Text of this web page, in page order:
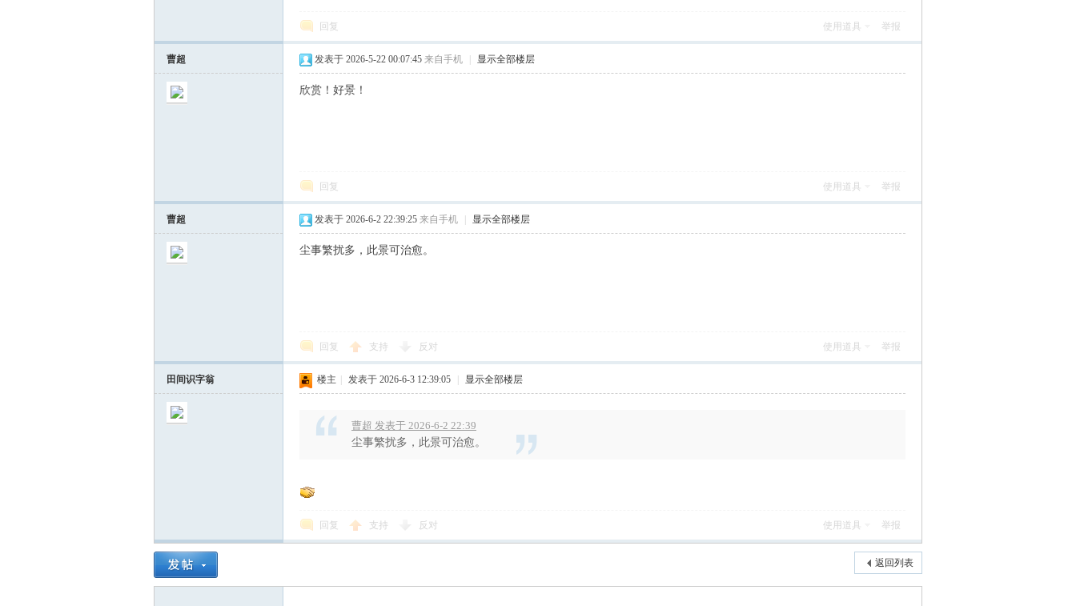
回复 使用道具 举报
曹超 发表于 2026-5-22 00:07:45 来自手机 显示全部楼层
欣赏！好景！
回复 使用道具 举报
曹超 发表于 2026-6-2 22:39:25 来自手机 显示全部楼层
尘事繁扰多，此景可治愈。
回复 支持 反对 使用道具 举报
田间识字翁 楼主 发表于 2026-6-3 12:39:05 显示全部楼层
曹超 发表于 2026-6-2 22:39
尘事繁扰多，此景可治愈。
回复 支持 反对 使用道具 举报
返回列表